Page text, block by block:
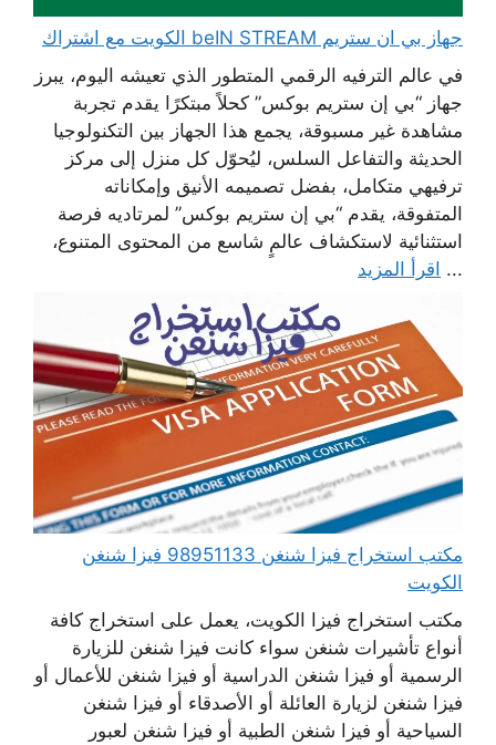
جهاز بي ان ستريم beIN STREAM الكويت مع اشتراك
في عالم الترفيه الرقمي المتطور الذي تعيشه اليوم، يبرز
جهاز “بي إن ستريم بوكس” كحلاً مبتكرًا يقدم تجربة
مشاهدة غير مسبوقة، يجمع هذا الجهاز بين التكنولوجيا
الحديثة والتفاعل السلس، ليُحوّل كل منزل إلى مركز
ترفيهي متكامل، بفضل تصميمه الأنيق وإمكاناته
المتفوقة، يقدم “بي إن ستريم بوكس” لمرتاديه فرصة
استثنائية لاستكشاف عالمٍ شاسع من المحتوى المتنوع،
... اقرأ المزيد
مكتب استخراج فيزا شنغن 98951133 فيزا شنغن
الكويت
مكتب استخراج فيزا الكويت، يعمل على استخراج كافة
أنواع تأشيرات شنغن سواء كانت فيزا شنغن للزيارة
الرسمية أو فيزا شنغن الدراسية أو فيزا شنغن للأعمال أو
فيزا شنغن لزيارة العائلة أو الأصدقاء أو فيزا شنغن
السياحية أو فيزا شنغن الطبية أو فيزا شنغن لعبور